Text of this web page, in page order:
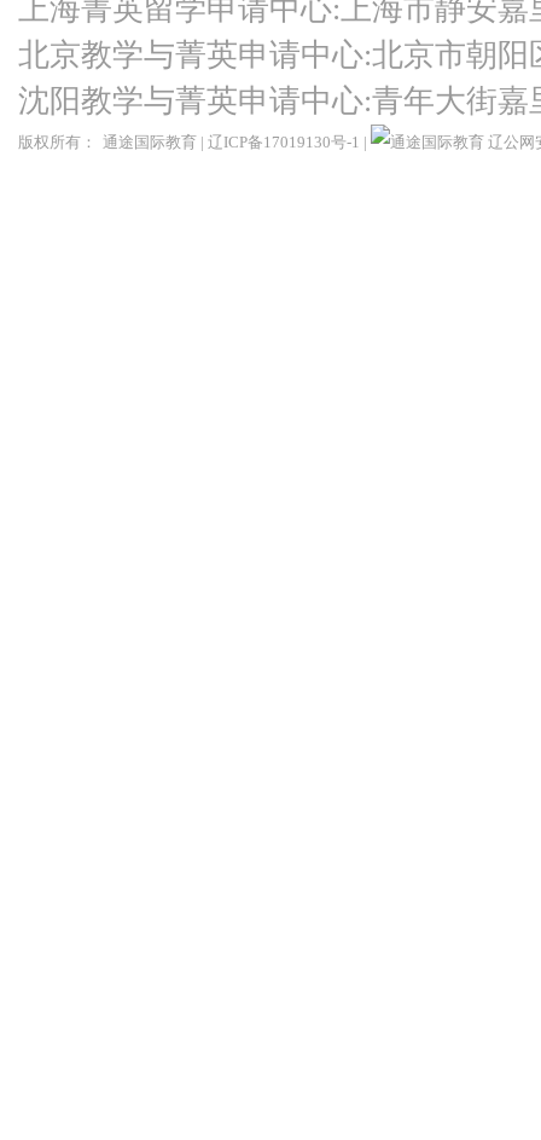
上海菁英留学申请中心:上海市静安嘉
北京教学与菁英申请中心:北京市朝
沈阳教学与菁英申请中心:青年大街
版权所有： 通途国际教育 | 辽ICP备17019130号-1 | 辽公网